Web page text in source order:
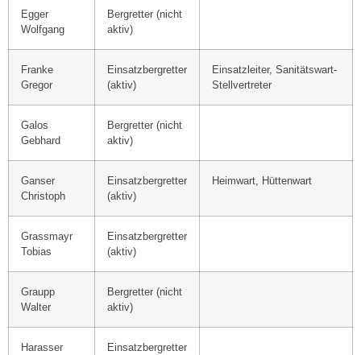
Egger
Wolfgang
Bergretter (nicht
aktiv)
Franke
Gregor
Einsatzbergretter
(aktiv)
Einsatzleiter, Sanitätswart-
Stellvertreter
Galos
Gebhard
Bergretter (nicht
aktiv)
Ganser
Christoph
Einsatzbergretter
(aktiv)
Heimwart, Hüttenwart
Grassmayr
Tobias
Einsatzbergretter
(aktiv)
Graupp
Walter
Bergretter (nicht
aktiv)
Harasser
Einsatzbergretter